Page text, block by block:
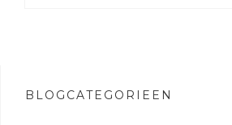
BLOGCATEGORIEËN